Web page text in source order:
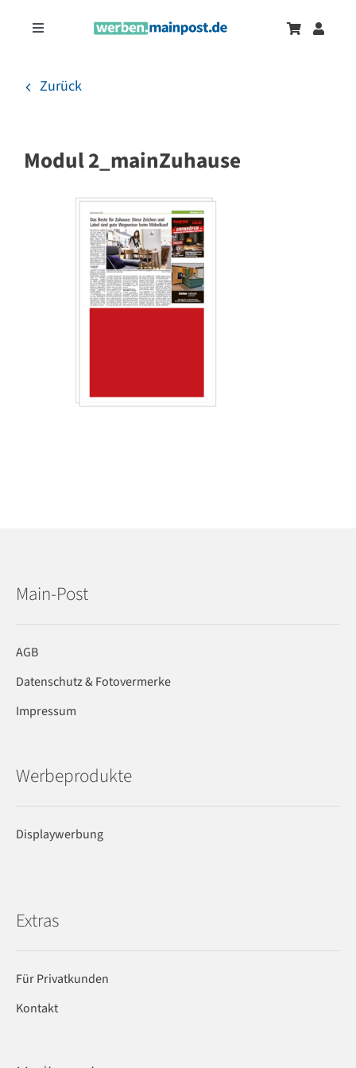
InhaltToggle
Onlinewerbung
Zurück
Modul 2_mainZuhause
Main-Post
AGB
Datenschutz & Fotovermerke
Impressum
Werbeprodukte
Displaywerbung
Extras
Für Privatkunden
Kontakt